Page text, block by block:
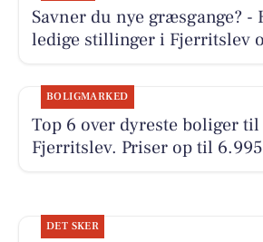
Savner du nye græsgange? -
ledige stillinger i Fjerritslev
BOLIGMARKED
Top 6 over dyreste boliger
Fjerritslev. Priser op til
DET SKER